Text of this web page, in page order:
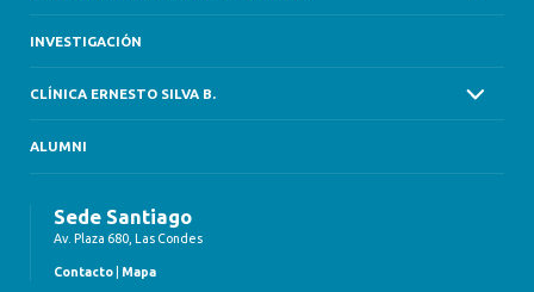
INVESTIGACIÓN
CLÍNICA ERNESTO SILVA B.
ALUMNI
Sede Santiago
Av. Plaza 680, Las Condes
Contacto Mapa